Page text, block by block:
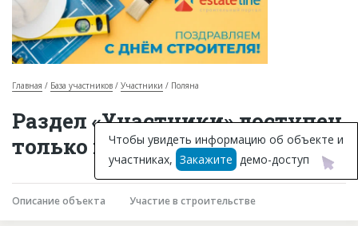
Горячие объекты
База строящихся объектов
Инвестпроекты
Главная База участников Участники Поляна
Раздел «Участники» доступен
только подписчикам
Описание объекта Участие в строительстве
Чтобы увидеть информацию об объекте и
участниках, Закажите демо-доступ